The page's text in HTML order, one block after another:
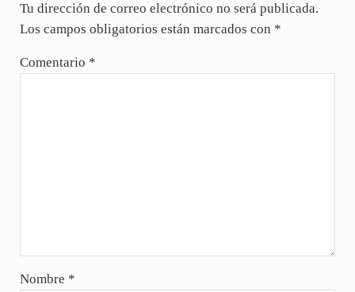
Tu dirección de correo electrónico no será publicada.
Los campos obligatorios están marcados con *
Comentario *
Nombre *